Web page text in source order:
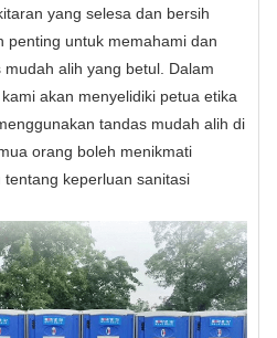
yang selesa dan bersih
penting untuk memahami dan
alih yang betul. Dalam
akan menyelidiki petua etika
tandas mudah alih di
orang boleh menikmati
keperluan sanitasi